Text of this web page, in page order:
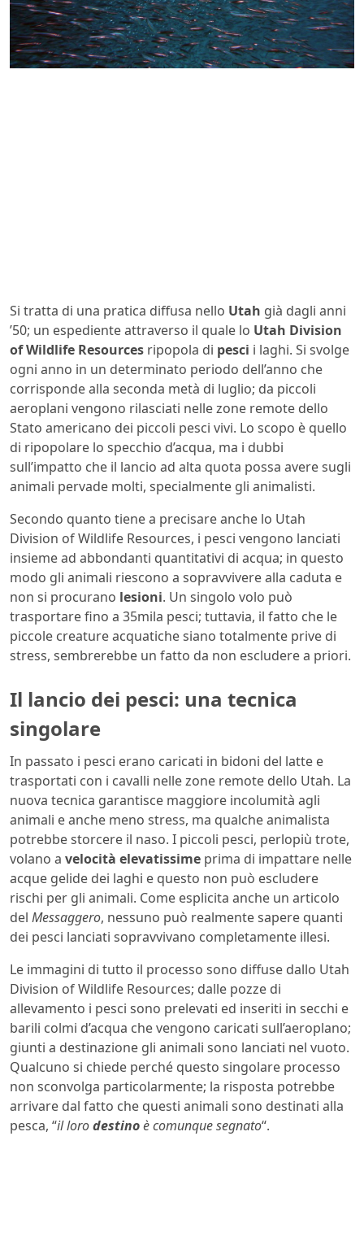
Si tratta di una pratica diffusa nello Utah già dagli anni
’50; un espediente attraverso il quale lo Utah Division
of Wildlife Resources ripopola di pesci i laghi. Si svolge
ogni anno in un determinato periodo dell’anno che
corrisponde alla seconda metà di luglio; da piccoli
aeroplani vengono rilasciati nelle zone remote dello
Stato americano dei piccoli pesci vivi. Lo scopo è quello
di ripopolare lo specchio d’acqua, ma i dubbi
sull’impatto che il lancio ad alta quota possa avere sugli
animali pervade molti, specialmente gli animalisti.
Secondo quanto tiene a precisare anche lo Utah
Division of Wildlife Resources, i pesci vengono lanciati
insieme ad abbondanti quantitativi di acqua; in questo
modo gli animali riescono a sopravvivere alla caduta e
non si procurano lesioni. Un singolo volo può
trasportare fino a 35mila pesci; tuttavia, il fatto che le
piccole creature acquatiche siano totalmente prive di
stress, sembrerebbe un fatto da non escludere a priori.
Il lancio dei pesci: una tecnica
singolare
In passato i pesci erano caricati in bidoni del latte e
trasportati con i cavalli nelle zone remote dello Utah. La
nuova tecnica garantisce maggiore incolumità agli
animali e anche meno stress, ma qualche animalista
potrebbe storcere il naso. I piccoli pesci, perlopiù trote,
volano a velocità elevatissime prima di impattare nelle
acque gelide dei laghi e questo non può escludere
rischi per gli animali. Come esplicita anche un articolo
del Messaggero, nessuno può realmente sapere quanti
dei pesci lanciati sopravvivano completamente illesi.
Le immagini di tutto il processo sono diffuse dallo Utah
Division of Wildlife Resources; dalle pozze di
allevamento i pesci sono prelevati ed inseriti in secchi e
barili colmi d’acqua che vengono caricati sull’aeroplano;
giunti a destinazione gli animali sono lanciati nel vuoto.
Qualcuno si chiede perché questo singolare processo
non sconvolga particolarmente; la risposta potrebbe
arrivare dal fatto che questi animali sono destinati alla
pesca, “il lorodestinoè comunque segnato“.